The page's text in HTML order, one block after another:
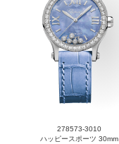
278573-3010
ハッピースポーツ 30mm